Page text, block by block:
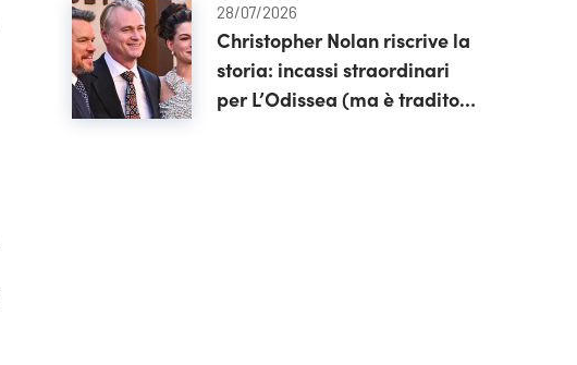
28/07/2026
Christopher Nolan riscrive la
storia: incassi straordinari
per L’Odissea (ma è tradito